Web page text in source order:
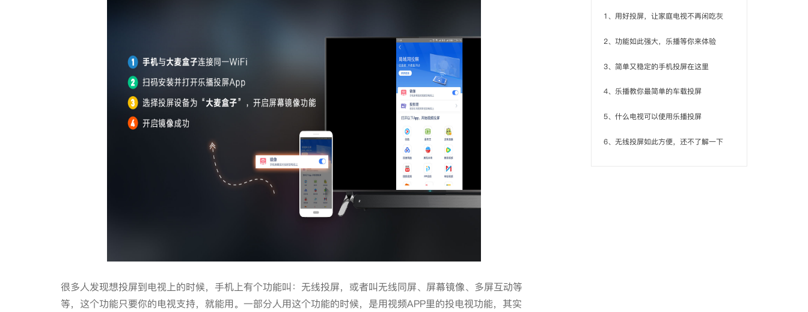
很多人发现想投屏到电视上的时候，手机上有个功能叫：无线投屏，或者叫无线同屏、屏幕镜像、多屏互动等
等，这个功能只要你的电视支持，就能用。一部分人用这个功能的时候，是用视频APP里的投电视功能，其实
1、用好投屏，让家庭电视不再闲吃灰
2、功能如此强大，乐播等你来体验
3、简单又稳定的手机投屏在这里
4、乐播教你最简单的车载投屏
5、什么电视可以使用乐播投屏
6、无线投屏如此方便，还不了解一下